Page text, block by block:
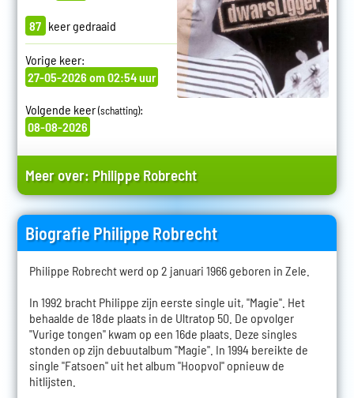
87 keer gedraaid
Vorige keer:
27-05-2026 om 02:54 uur
Volgende keer(schatting):
08-08-2026
Meer over: Philippe Robrecht
Biografie Philippe Robrecht
Philippe Robrecht werd op 2 januari 1966 geboren in Zele.
In 1992 bracht Philippe zijn eerste single uit, "Magie". Het
behaalde de 18de plaats in de Ultratop 50. De opvolger
"Vurige tongen" kwam op een 16de plaats. Deze singles
stonden op zijn debuutalbum "Magie". In 1994 bereikte de
single "Fatsoen" uit het album "Hoopvol" opnieuw de
hitlijsten.